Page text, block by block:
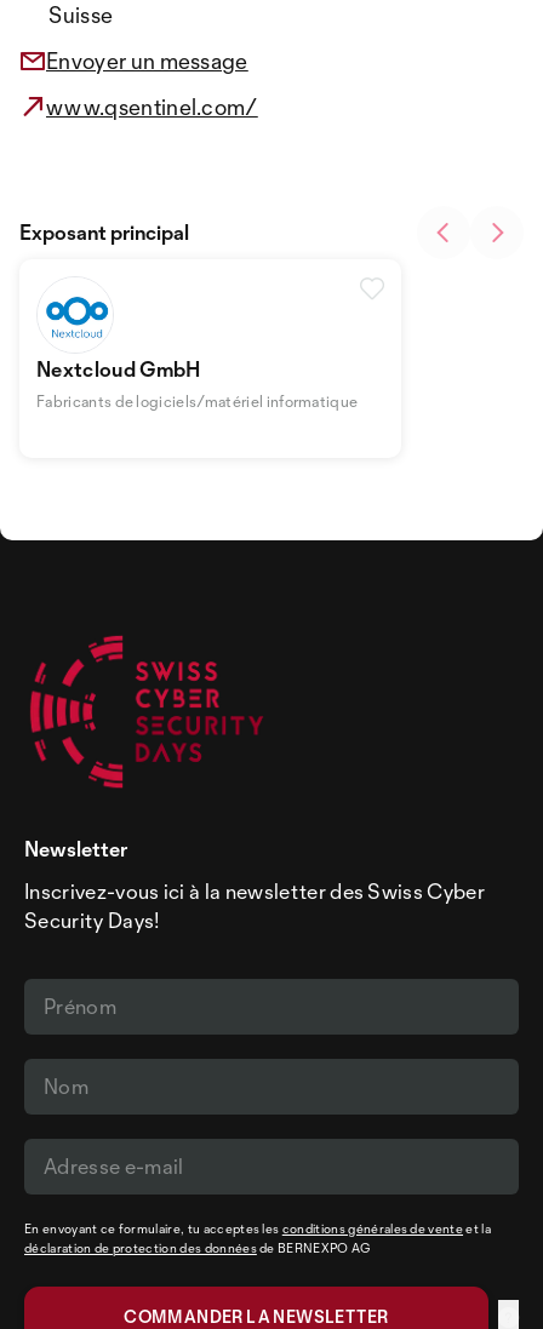
Suisse
Envoyer un message
www.qsentinel.com/
Nextcloud GmbH
Fabricants de logiciels/matériel informatique
Exposant principal
Newsletter
Inscrivez-vous ici à la newsletter des Swiss Cyber
Security Days!
En envoyant ce formulaire, tu acceptes les conditions générales de venteet la
déclaration de protection des donnéesde BERNEXPO AG